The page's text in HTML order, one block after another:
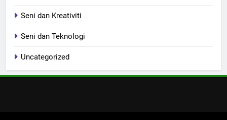
Seni dan Kreativiti
Seni dan Teknologi
Uncategorized